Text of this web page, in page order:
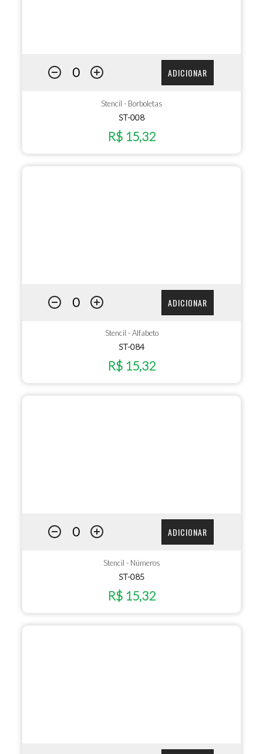
ADICIONAR
Stencil - Borboletas
ST-008
R$ 15,32
ADICIONAR
Stencil - Alfabeto
ST-084
R$ 15,32
ADICIONAR
Stencil - Números
ST-085
R$ 15,32